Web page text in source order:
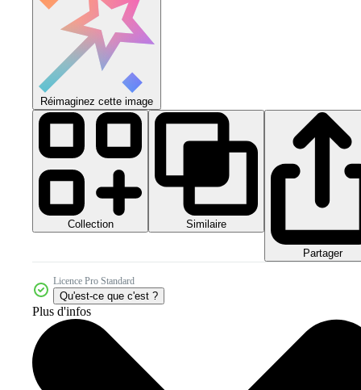
Réimaginez cette image
Collection Similaire
Partager
Licence Pro Standard
Qu'est-ce que c'est ?
Plus d'infos